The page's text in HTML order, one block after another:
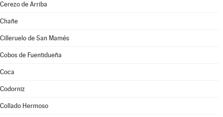
Cerezo de Arriba
Chañe
Cilleruelo de San Mamés
Cobos de Fuentidueña
Coca
Codorniz
Collado Hermoso